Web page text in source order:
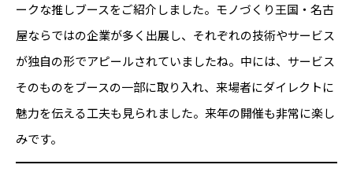
ークな推しブースをご紹介しました。モノづくり王国・名古
屋ならではの企業が多く出展し、それぞれの技術やサービス
が独自の形でアピールされていましたね。中には、サービス
そのものをブースの一部に取り入れ、来場者にダイレクトに
魅力を伝える工夫も見られました。来年の開催も非常に楽し
みです。